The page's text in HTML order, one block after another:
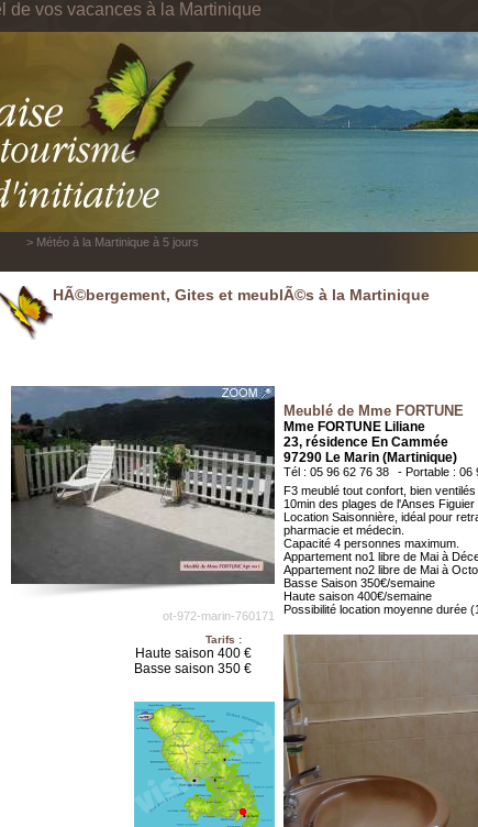
de vos vacances à la Martinique
> Météo à la Martinique à 5 jours
HÃ©bergement, Gites et meublÃ©s à la Martinique
ot-972-marin-760171
Tarifs :
Haute saison 400 €
Basse saison 350 €
Meublé de Mme FORTUNE
Mme FORTUNE Liliane
23, résidence En Cammée
97290 Le Marin (Martinique)
Tél : 05 96 62 76 38
- Portable : 06
F3 meublé tout confort, bien
10min des plages de l'Anses Figuier
Location Saisonnière, idéal pour
pharmacie et médecin.
Capacité 4 personnes maximum.
Appartement no1 libre de Mai à
Appartement no2 libre de Mai à
Basse Saison 350€/semaine
Haute saison 400€/semaine
Possibilité location moyenne durée